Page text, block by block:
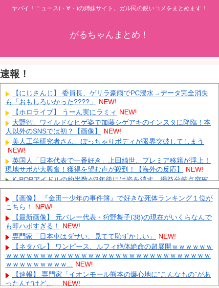
ヤバイ！ニュース(・∀・)の姉妹サイト。ガル民の鋭いコメをまとめます！
がるちゃんまとめ！
速報！
【にじさんじ】 委員長、ゲリラ豪雨でPC浸水→データ完全消失
も「おもしろいかった????」
NEW!
【ホロライブ】 うーん実にラミィ NEW!
大野智、ワイルドなヒゲ姿で加藤シゲアキのインスタに降臨！本
人以外のSNSでは初？【画像】
NEW!
美人工学研究者さん、ぽっちゃりボディが限界突破してしまう
NEW!
英国人「日本代表で一番好き」上田綺世、プレミア移籍が浮上！
現地サポが大興奮！獲得を望む声が殺到！【海外の反応】
NEW!
K-POPアイドルの約半数が3年後には姿を消す…損益分岐点突破
は4％未満 NEW!
ついに国産ヒューマノイド登場、人手不足深刻化の医療・製造現
場などでの活用想定！
【衝撃】 中国製ルーター20機種にバックドア発見！ ネットに繋
ぐだけで35秒ごとに中国のサーバーと通信
ダイソーの220円のUSBケーブルが3ヶ月でダメになったんやが
NEW!
中国「大洪水！」三峡ダム「大雨で増水（台風直撃前」中国ダム
「緊急放流！」中国鉄道「列車が走行中に流される」中国避難所
「支援物資は有料です」謎の勢力「え」→ NEW!
【画像】 『金田一少年の事件簿』で好きな死体ランキング１位が
こちら！
NEW!
【最新画像】 元バレー代表・狩野舞子(38)の現在がいくらなんで
も即ハボすぎる！
NEW!
専門家「日本車はダサい、見てて恥ずかしい」
NEW!
【ネタバレ】 ワンピース、ルフィ絶体絶命の超展開ｗｗｗｗｗｗ
ｗｗｗｗｗｗｗｗｗｗｗｗｗｗｗｗｗｗｗｗｗｗｗｗｗｗｗｗｗｗ
ｗｗｗｗｗｗｗｗｗ... NEW!
【速報】 専門家「イオンモール熊本の爆心地に”こんなもの”があ
ったんだけど…」
NEW!